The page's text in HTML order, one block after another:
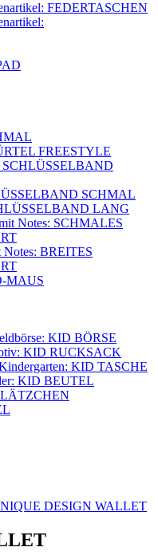
FEDERTASCHEN
FREESTYLE
SCHLÜSSELBAND
SCHMAL
LANG
Notes: SCHMALES
Notes: BREITES
MAUS
KID BÖRSE
KID RUCKSACK
KID TASCHE
KID BEUTEL
LÄTZCHEN
DESIGN WALLET